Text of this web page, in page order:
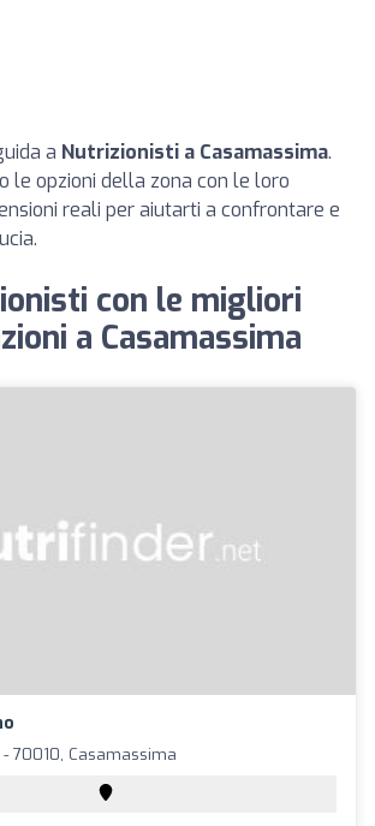
a Nutrizionisti a Casamassima.
le opzioni della zona con le loro
reali per aiutarti a confrontare e
con le migliori
a Casamassima
70010, Casamassima